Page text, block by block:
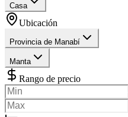
Casa
Ubicación
Provincia de Manabí
Manta
Rango de precio